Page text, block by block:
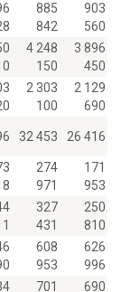
885
842
903
560
4 248
150
3 896
450
2 303
100
2 129
690
32 453 26 416
274
971
171
953
327
431
250
810
608
953
626
996
701
690